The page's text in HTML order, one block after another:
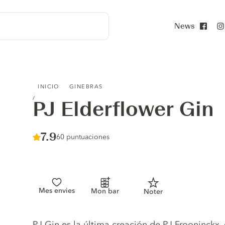
News
INICIO GINEBRAS
PJ Elderflower Gin
Score :
7.9/ 10
60 puntuaciones
Mes envies Mon bar Noter